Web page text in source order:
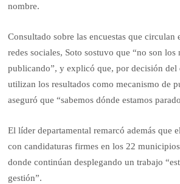
nombre.
Consultado sobre las encuestas que circulan
redes sociales, Soto sostuvo que “no son los
publicando”, y explicó que, por decisión
utilizan los resultados como mecanismo de
aseguró que “sabemos dónde estamos
El líder departamental remarcó además que
con candidaturas firmes en los 22
donde continúan desplegando un trabajo
gestión”.